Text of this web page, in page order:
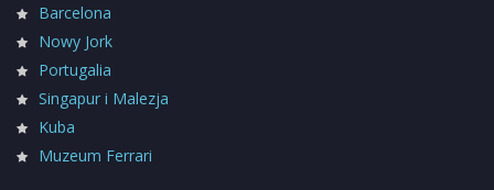
Barcelona
Nowy Jork
Portugalia
Singapur i Malezja
Kuba
Muzeum Ferrari